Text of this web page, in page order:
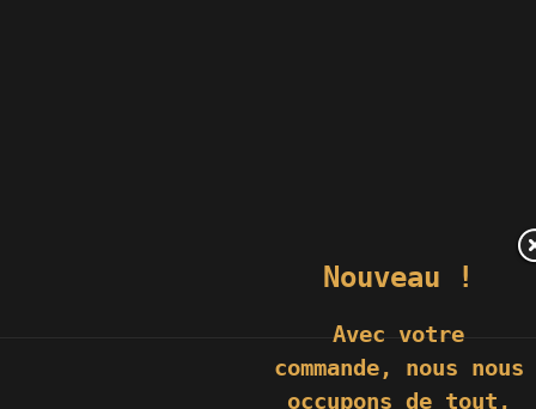
Nouveau !
Avec votre
commande, nous nous
occupons de tout,